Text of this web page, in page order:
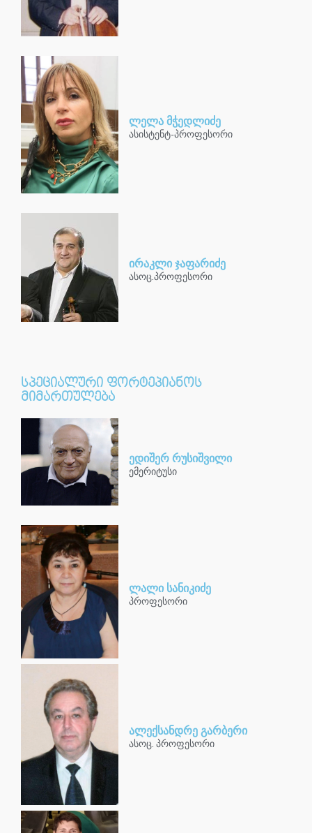
ლელა მჭედლიძე
ასისტენტ-პროფესორი
ირაკლი ჯაფარიძე
ასოც.პროფესორი
სპეციალური ფორტეპიანოს
მიმართულება
ედიშერ რუსიშვილი
ემერიტუსი
ლალი სანიკიძე
პროფესორი
ალექსანდრე გარბერი
ასოც. პროფესორი